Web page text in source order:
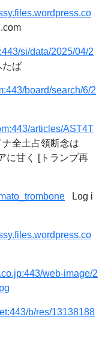
si/data/2025/04/2
ば
board/search/6/2
articles/AST4T
全土占領断念は
に甘く [トランプ再
Log i
web-image/2
b/res/13138188